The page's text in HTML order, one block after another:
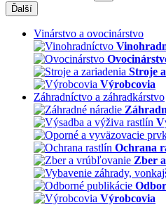
Ďalší
Vinárstvo a ovocinárstvo
Stroje
Výrobcovia
Záhradníctvo a záhradkárstvo
Ochrana
Zber
Výrobcovia